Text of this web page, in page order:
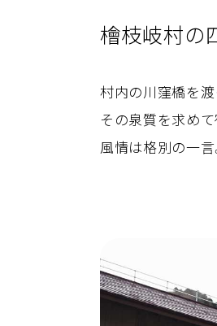
檜枝岐村の
村内の川窪橋を
その泉質を求め
風情は格別の一言